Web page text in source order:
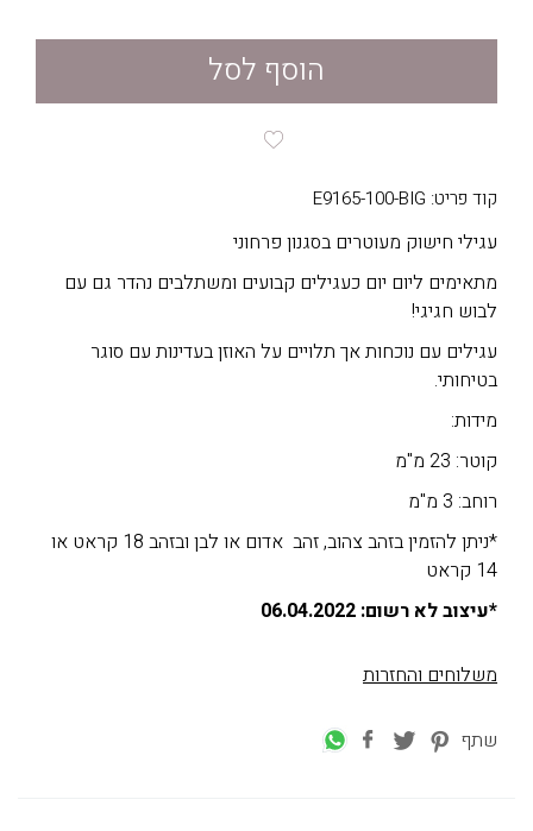
הוסף לסל
קוד פריט: E9165-100-BIG
עגילי חישוק מעוטרים בסגנון פרחוני
מתאימים ליום יום כעגילים קבועים ומשתלבים נהדר גם עם
לבוש חגיגי!
עגילים עם נוכחות אך תלויים על האוזן בעדינות עם סוגר
בטיחותי.
מידות:
קוטר: 23 מ"מ
רוחב: 3 מ"מ
*ניתן להזמין בזהב צהוב, זהב אדום או לבן ובזהב 18 קראט או
14 קראט
*עיצוב לא רשום: 06.04.2022
משלוחים והחזרות
שתף